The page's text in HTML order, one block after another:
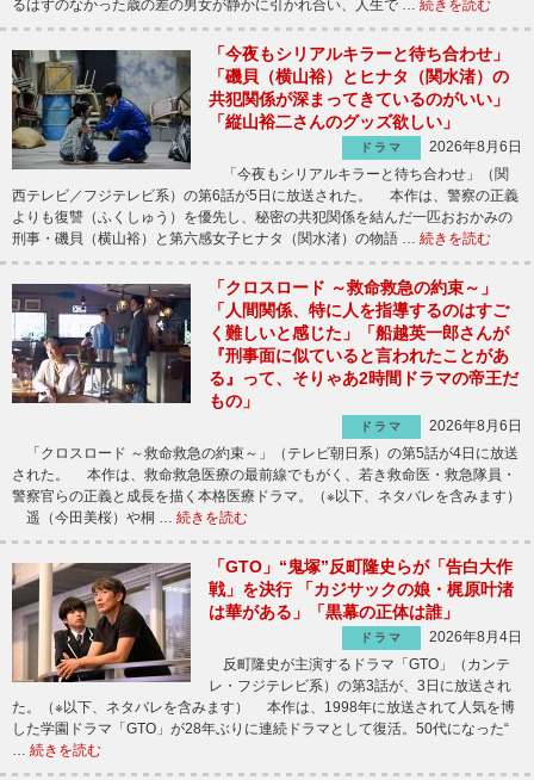
るはずのなかった歳の差の男女が静かに引かれ合い、人生で … 続きを読む
「今夜もシリアルキラーと待ち合わせ」
「磯貝（横山裕）とヒナタ（関水渚）の
共犯関係が深まってきているのがいい」
「縦山裕二さんのグッズ欲しい」
ドラマ
2026年8月6日
「今夜もシリアルキラーと待ち合わせ」（関
西テレビ／フジテレビ系）の第6話が5日に放送された。 本作は、警察の正義
よりも復讐（ふくしゅう）を優先し、秘密の共犯関係を結んだ一匹おおかみの
刑事・磯貝（横山裕）と第六感女子ヒナタ（関水渚）の物語 … 続きを読む
「クロスロード ～救命救急の約束～」
「人間関係、特に人を指導するのはすご
く難しいと感じた」「船越英一郎さんが
『刑事面に似ていると言われたことがあ
る』って、そりゃあ2時間ドラマの帝王だ
もの」
ドラマ
2026年8月6日
「クロスロード ～救命救急の約束～」（テレビ朝日系）の第5話が4日に放送
された。 本作は、救命救急医療の最前線でもがく、若き救命医・救急隊員・
警察官らの正義と成長を描く本格医療ドラマ。（※以下、ネタバレを含みます）
遥（今田美桜）や桐 … 続きを読む
「GTO」“鬼塚”反町隆史らが「告白大作
戦」を決行 「カジサックの娘・梶原叶渚
は華がある」「黒幕の正体は誰」
ドラマ
2026年8月4日
反町隆史が主演するドラマ「GTO」（カンテ
レ・フジテレビ系）の第3話が、3日に放送され
た。（※以下、ネタバレを含みます） 本作は、1998年に放送されて人気を博
した学園ドラマ「GTO」が28年ぶりに連続ドラマとして復活。50代になった“
… 続きを読む